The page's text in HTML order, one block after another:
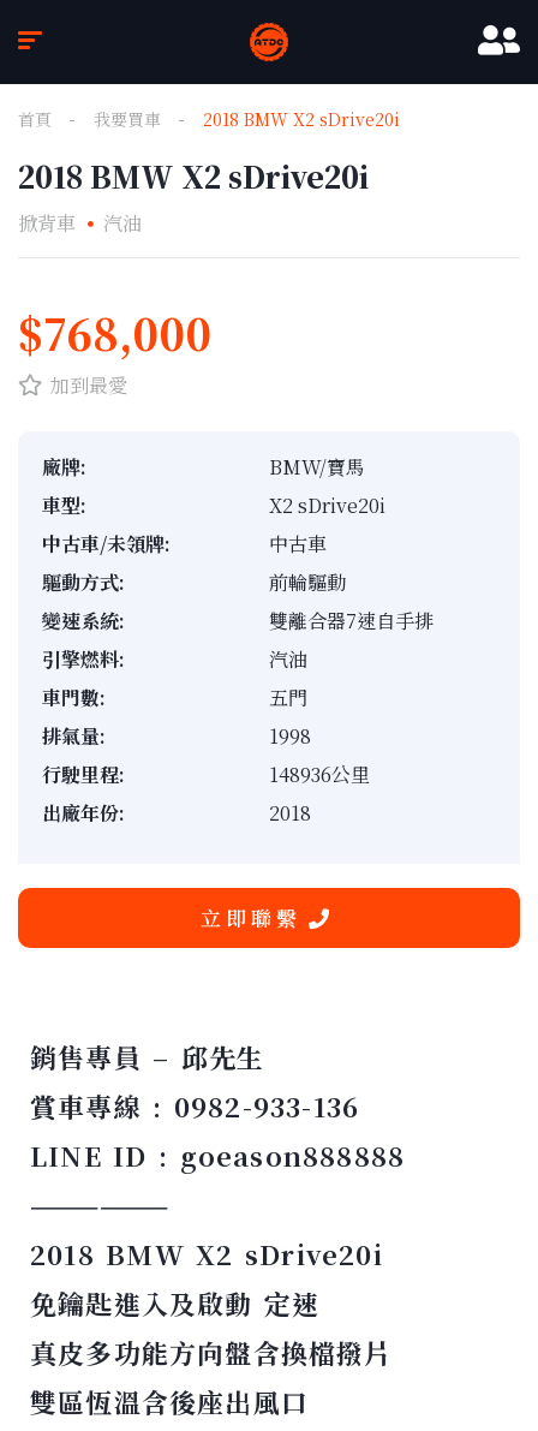
首頁 我要買車 2018 BMW X2 sDrive20i
2018 BMW X2 sDrive20i
掀背車 汽油
$768,000
加到最愛
廠牌:
BMW/寶馬
車型:
X2 sDrive20i
中古車/未領牌:
中古車
驅動方式:
前輪驅動
變速系統:
雙離合器7速自手排
引擎燃料:
汽油
車門數:
五門
排氣量:
1998
行駛里程:
148936公里
出廠年份:
2018
立 即 聯 繫
銷售專員 – 邱先生
賞車專線 : 0982-933-136
LINE ID : goeason888888
——————
2018 BMW X2 sDrive20i
免鑰匙進入及啟動 定速
真皮多功能方向盤含換檔撥片
雙區恆溫含後座出風口